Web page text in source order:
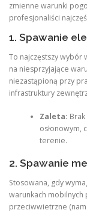
zmienne warunki
profesjonaliści
1. Spawanie
To najczęstszy
na niesprzyjające
niezastąpioną przy
infrastruktury
Zaleta:
osłonowym,
terenie.
2. Spawanie
Stosowana, gdy
warunkach mobilnych
przeciwwietrzne